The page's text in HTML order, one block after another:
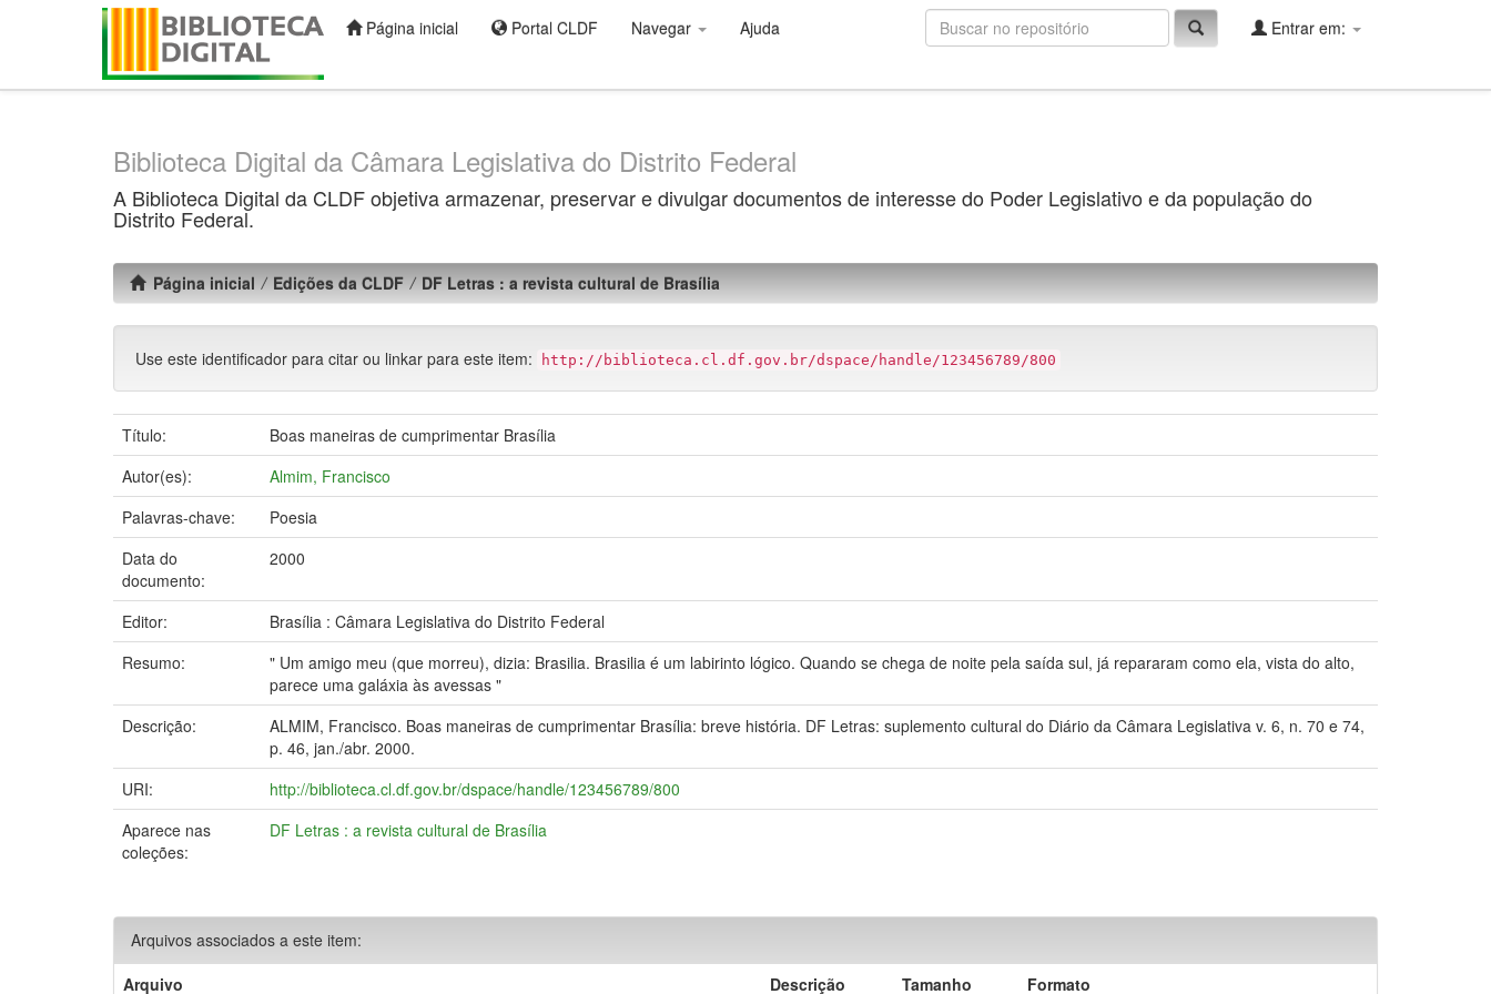
Página inicial Portal CLDF Navegar Ajuda Entrar em:
Biblioteca Digital da Câmara Legislativa do Distrito Federal
A Biblioteca Digital da CLDF objetiva armazenar, preservar e divulgar documentos de interesse do Poder Legislativo e da população do
Distrito Federal.
Página inicial Edições da CLDF DF Letras : a revista cultural de Brasília
Use este identificador para citar ou linkar para este item: http://biblioteca.cl.df.gov.br/dspace/handle/123456789/800
Título:
Boas maneiras de cumprimentar Brasília
Autor(es):
Almim, Francisco
Palavras-chave:
Poesia
Data do
documento:
2000
Editor:
Brasília : Câmara Legislativa do Distrito Federal
Resumo:
" Um amigo meu (que morreu), dizia: Brasilia. Brasilia é um labirinto lógico. Quando se chega de noite pela saída sul, já repararam como ela, vista do alto,
parece uma galáxia às avessas "
Descrição:
ALMIM, Francisco. Boas maneiras de cumprimentar Brasília: breve história. DF Letras: suplemento cultural do Diário da Câmara Legislativa v. 6, n. 70 e 74,
p. 46, jan./abr. 2000.
URI:
http://biblioteca.cl.df.gov.br/dspace/handle/123456789/800
Aparece nas
coleções:
DF Letras : a revista cultural de Brasília
Arquivos associados a este item:
Arquivo
Descrição Tamanho Formato